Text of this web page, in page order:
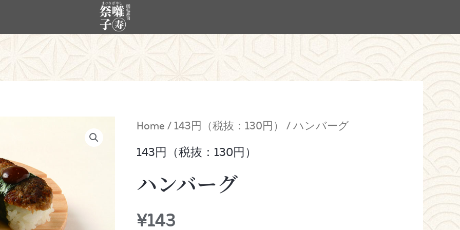
Home/143円（税抜：130円） / ハンバーグ
143円（税抜：130円）
ハンバーグ
¥143